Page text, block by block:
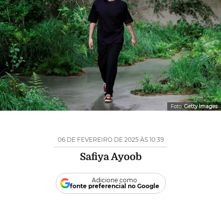
Foto:Getty Images
06 DE FEVEREIRO DE 2025 ÀS 10:39
Safiya Ayoob
Adicione como
fonte preferencial no Google